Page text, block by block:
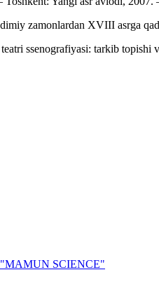
zamonlardan XVIII asrga
ssenografiyasi: tarkib topishi
SCIENCE"